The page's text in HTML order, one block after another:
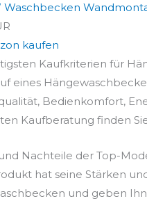
Waschbecken
kaufen
Kaufkriterien für
eines
Bedienkomfort,
Kaufberatung finden
Nachteile der Top-
hat seine Stärken
und geben